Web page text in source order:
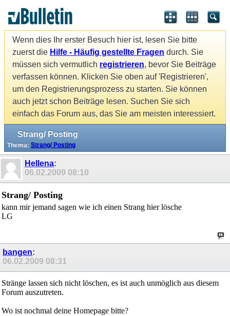
Wenn dies Ihr erster Besuch hier ist, lesen Sie bitte
zuerst die Hilfe - Häufig gestellte Fragen durch. Sie
müssen sich vermutlich registrieren, bevor Sie Beiträge
verfassen können. Klicken Sie oben auf 'Registrieren',
um den Registrierungsprozess zu starten. Sie können
auch jetzt schon Beiträge lesen. Suchen Sie sich
einfach das Forum aus, das Sie am meisten interessiert.
Strang/ Posting
Thema: Strang/ Posting
Hellena:
06.02.2009 08:10
Strang/ Posting
kann mir jemand sagen wie ich einen Strang hier lösche
LG
bangen:
06.02.2009 08:31
Stränge lassen sich nicht löschen, es ist auch unmöglich aus diesem
Forum auszutreten.
Wo ist nochmal deine Homepage bitte?